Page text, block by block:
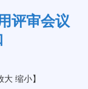
评审会议
大 缩小】